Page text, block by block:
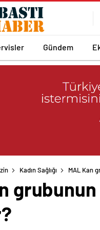
Gündem
Kadın Sağlığı MAL Kan